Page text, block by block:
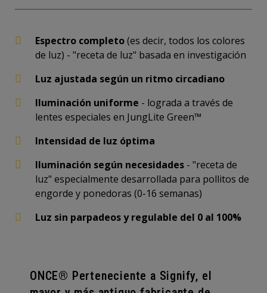
Espectro completo(es decir, todos los colores
de luz) - "receta de luz" basada en investigación
Luz ajustada según un ritmo circadiano
Iluminación uniforme - lograda a través de
lentes especiales en JungLite Green™
Intensidad de luz óptima
Iluminación según necesidades - "receta de
luz" especialmente desarrollada para pollitos de
engorde y ponedoras (0-16 semanas)
Luz sin parpadeos y regulable del 0 al 100%